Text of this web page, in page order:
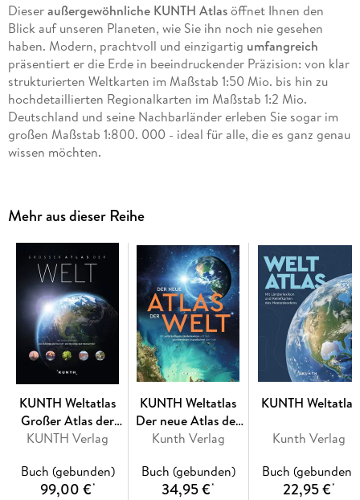
Dieseraußergewöhnliche KUNTH Atlasöffnet Ihnen den
Blick auf unseren Planeten, wie Sie ihn noch nie gesehen
haben. Modern, prachtvoll und einzigartig umfangreich
präsentiert er die Erde in beeindruckender Präzision: von klar
strukturierten Weltkarten im Maßstab 1:50 Mio. bis hin zu
hochdetaillierten Regionalkarten im Maßstab 1:2 Mio.
Deutschland und seine Nachbarländer erleben Sie sogar im
großen Maßstab 1:800. 000 - ideal für alle, die es ganz genau
wissen möchten.
spektakulären Naturrekorde
höchsten Gebirgen über die aktivsten Vulkane bis hin zu den
längsten Flüssen und größten Seen. Eine inspirierende
Übersicht aller
UNESCO_Welterbestätten
lädt dazu ein, die
kulturellen und natürlichenSchätze der Welt zu entdecken
und vielleicht sogar
neue Reisezielezu finden.
Dank praktischer Orientierungshilfen wie übersichtlichen
Blattschnitten, Lagekarten auf jeder Doppelseite sowie einem
umfangreichen Register mit über 130. 000 Stichworten
behalten Sie stets den Überblick.
+ Ein Atlas für alle, die mehr wollen:Wissen, Orientierung,
Inspiration
+ Entdecken Sie die Welt in ihrer ganzen Pracht - mit einem
Atlas, der neue Maßstäbe setzt.
+ edle Ausstattung mit
Schmuckschuber
Mehr aus dieser Reihe
KUNTH Weltatlas
Großer Atlas der
Welt
KUNTH Verlag
Buch (gebunden)
99,00 €*
KUNTH Weltatlas
Der neue Atlas der
Welt
Kunth Verlag
Buch (gebunden)
34,95 €*
KUNTH Weltatlas
Kunth Verlag
Buch (gebunden)
22,95 €*